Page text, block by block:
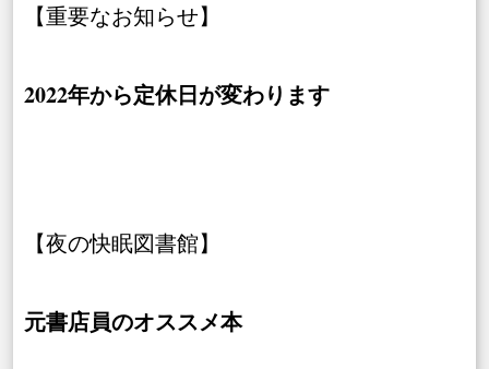
【重要なお知らせ】
2022年から定休日が変わります
【夜の快眠図書館】
元書店員のオススメ本